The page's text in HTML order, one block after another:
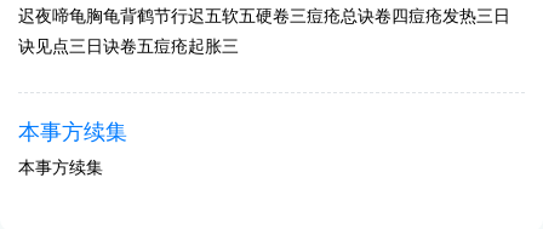
迟夜啼龟胸龟背鹤节行迟五软五硬卷三痘疮总诀卷四痘疮发热三日
诀见点三日诀卷五痘疮起胀三
本事方续集
本事方续集